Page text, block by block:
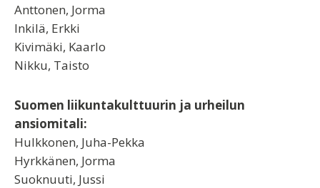
Anttonen, Jorma
Inkilä, Erkki
Kivimäki, Kaarlo
Nikku, Taisto
Suomen liikuntakulttuurin ja urheilun
ansiomitali:
Hulkkonen, Juha-Pekka
Hyrkkänen, Jorma
Suoknuuti, Jussi